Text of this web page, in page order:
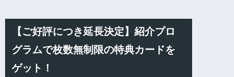
【ご好評につき延長決定】紹介プロ
グラムで枚数無制限の特典カードを
ゲット！